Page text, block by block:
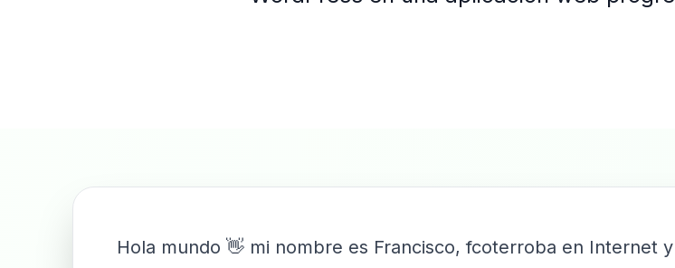
Hola mundo 👋 mi nombre es Francisco, fcoterroba en Internet